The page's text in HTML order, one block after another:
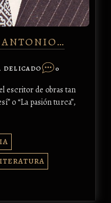
ANTONIO…
DELICADO 0
escritor de obras tan
o “La pasión turca”,